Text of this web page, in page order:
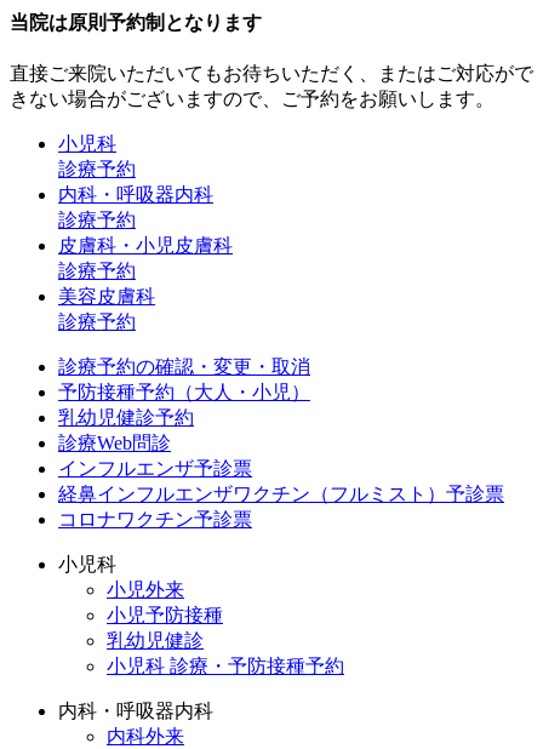
当院は原則予約制となります
直接ご来院いただいてもお待ちいただく、またはご対応がで
きない場合がございますので、ご予約をお願いします。
小児科
診療予約
内科・呼吸器内科
診療予約
皮膚科・小児皮膚科
診療予約
美容皮膚科
診療予約
診療予約の確認・変更・取消
予防接種予約（大人・小児）
乳幼児健診予約
診療Web問診
インフルエンザ予診票
経鼻インフルエンザワクチン（フルミスト）予診票
コロナワクチン予診票
小児科
小児外来
小児予防接種
乳幼児健診
小児科 診療・予防接種予約
内科・呼吸器内科
内科外来